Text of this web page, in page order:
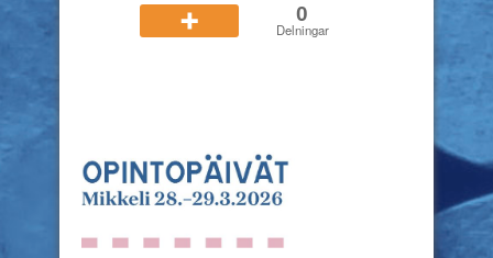
0
Delningar